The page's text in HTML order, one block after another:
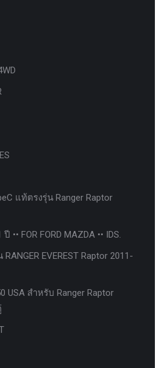
แท้ตรงรุ่น Ranger Raptor
FOR FORD MAZDA •• IDS.
EVEREST Raptor 2011-
USA สำหรับ Ranger Raptor